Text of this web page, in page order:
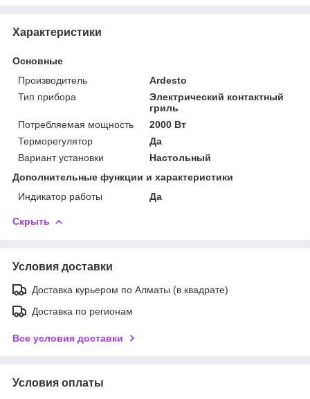
Характеристики
Основные
Производитель
Ardesto
Тип прибора
Электрический контактный
гриль
Потребляемая мощность
2000 Вт
Терморегулятор
Да
Вариант установки
Настольный
Дополнительные функции и характеристики
Индикатор работы
Да
Скрыть
Условия доставки
Доставка курьером по Алматы (в квадрате)
Доставка по регионам
Все условия доставки
Условия оплаты